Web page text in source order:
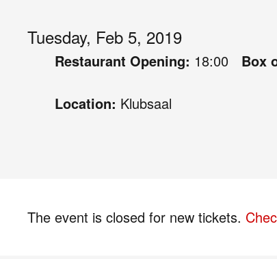
Tuesday, Feb 5, 2019
Restaurant Opening: 18:00 Box
Location: Klubsaal
The event is closed for new tickets.